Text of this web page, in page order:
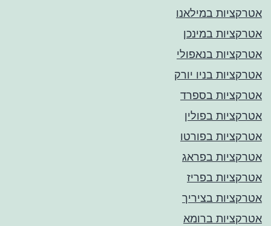
אטרקציות במילאנו
אטרקציות במינכן
אטרקציות בנאפולי
אטרקציות בניו יורק
אטרקציות בספרד
אטרקציות בפולין
אטרקציות בפורטו
אטרקציות בפראג
אטרקציות בפריז
אטרקציות בציריך
אטרקציות ברומא